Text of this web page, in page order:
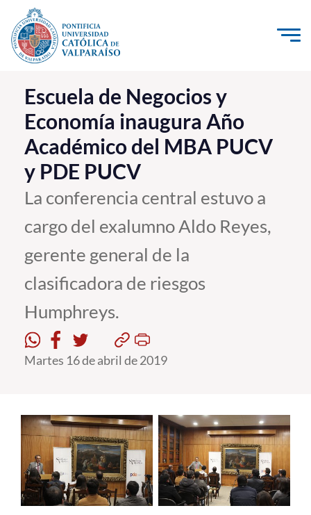
Click acá para ir directamente al contenido
La Universidad
Investigación, Creación e Innovación
PUCV Internacional
Vinculación con el Medio
Admisión
Postgrado
Formación Continua
Estudiantes
Alumni
English
Escuela de Negocios y
Economía inaugura Año
Académico del MBA PUCV
y PDE PUCV
La conferencia central estuvo a
cargo del exalumno Aldo Reyes,
gerente general de la
clasificadora de riesgos
Humphreys.
Martes 16 de abril de 2019